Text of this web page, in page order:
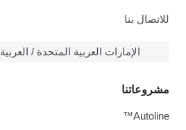
للاتصال بنا
الإمارات العربية المتحدة / العربية
مشروعاتنا
Autoline™